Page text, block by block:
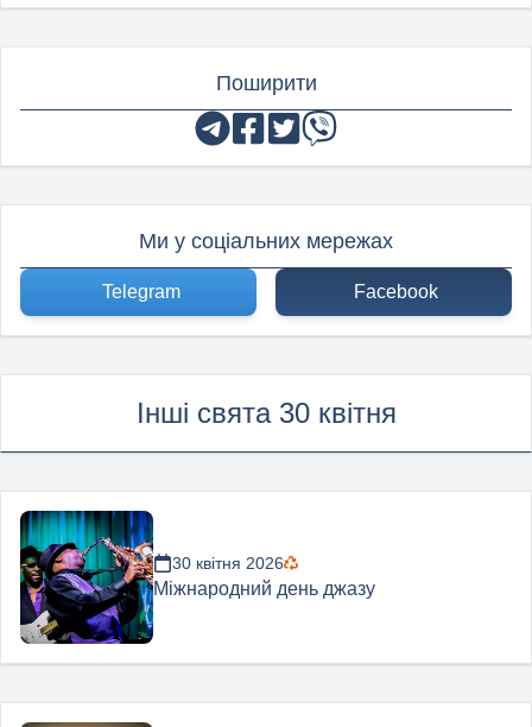
Поширити
Ми у соціальних мережах
Telegram Facebook
Інші свята 30 квітня
30 квітня 2026
Міжнародний день джазу